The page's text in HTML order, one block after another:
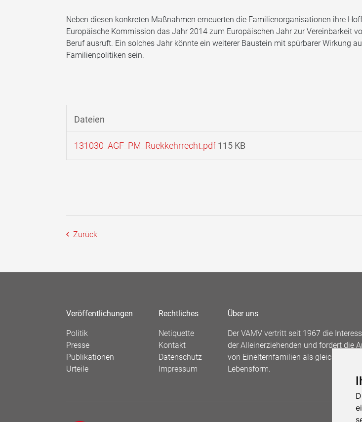
Neben diesen konkreten Maßnahmen erneuerten die Familienorganisationen ihre
Europäische Kommission das Jahr 2014 zum Europäischen Jahr zur Vereinbarkeit
Beruf ausruft. Ein solches Jahr könnte ein weiterer Baustein mit spürbarer Wirkung
Familienpolitiken sein.
Dateien
131030_AGF_PM_Ruekkehrrecht.pdf 115 KB
Zurück
Veröffentlichungen
Politik
Presse
Publikationen
Urteile
Rechtliches
Netiquette
Kontakt
Datenschutz
Impressum
Über uns
Der VAMV vertritt seit 1967 die
der Alleinerziehenden und fordert die
von Einelternfamilien als
Lebensform.